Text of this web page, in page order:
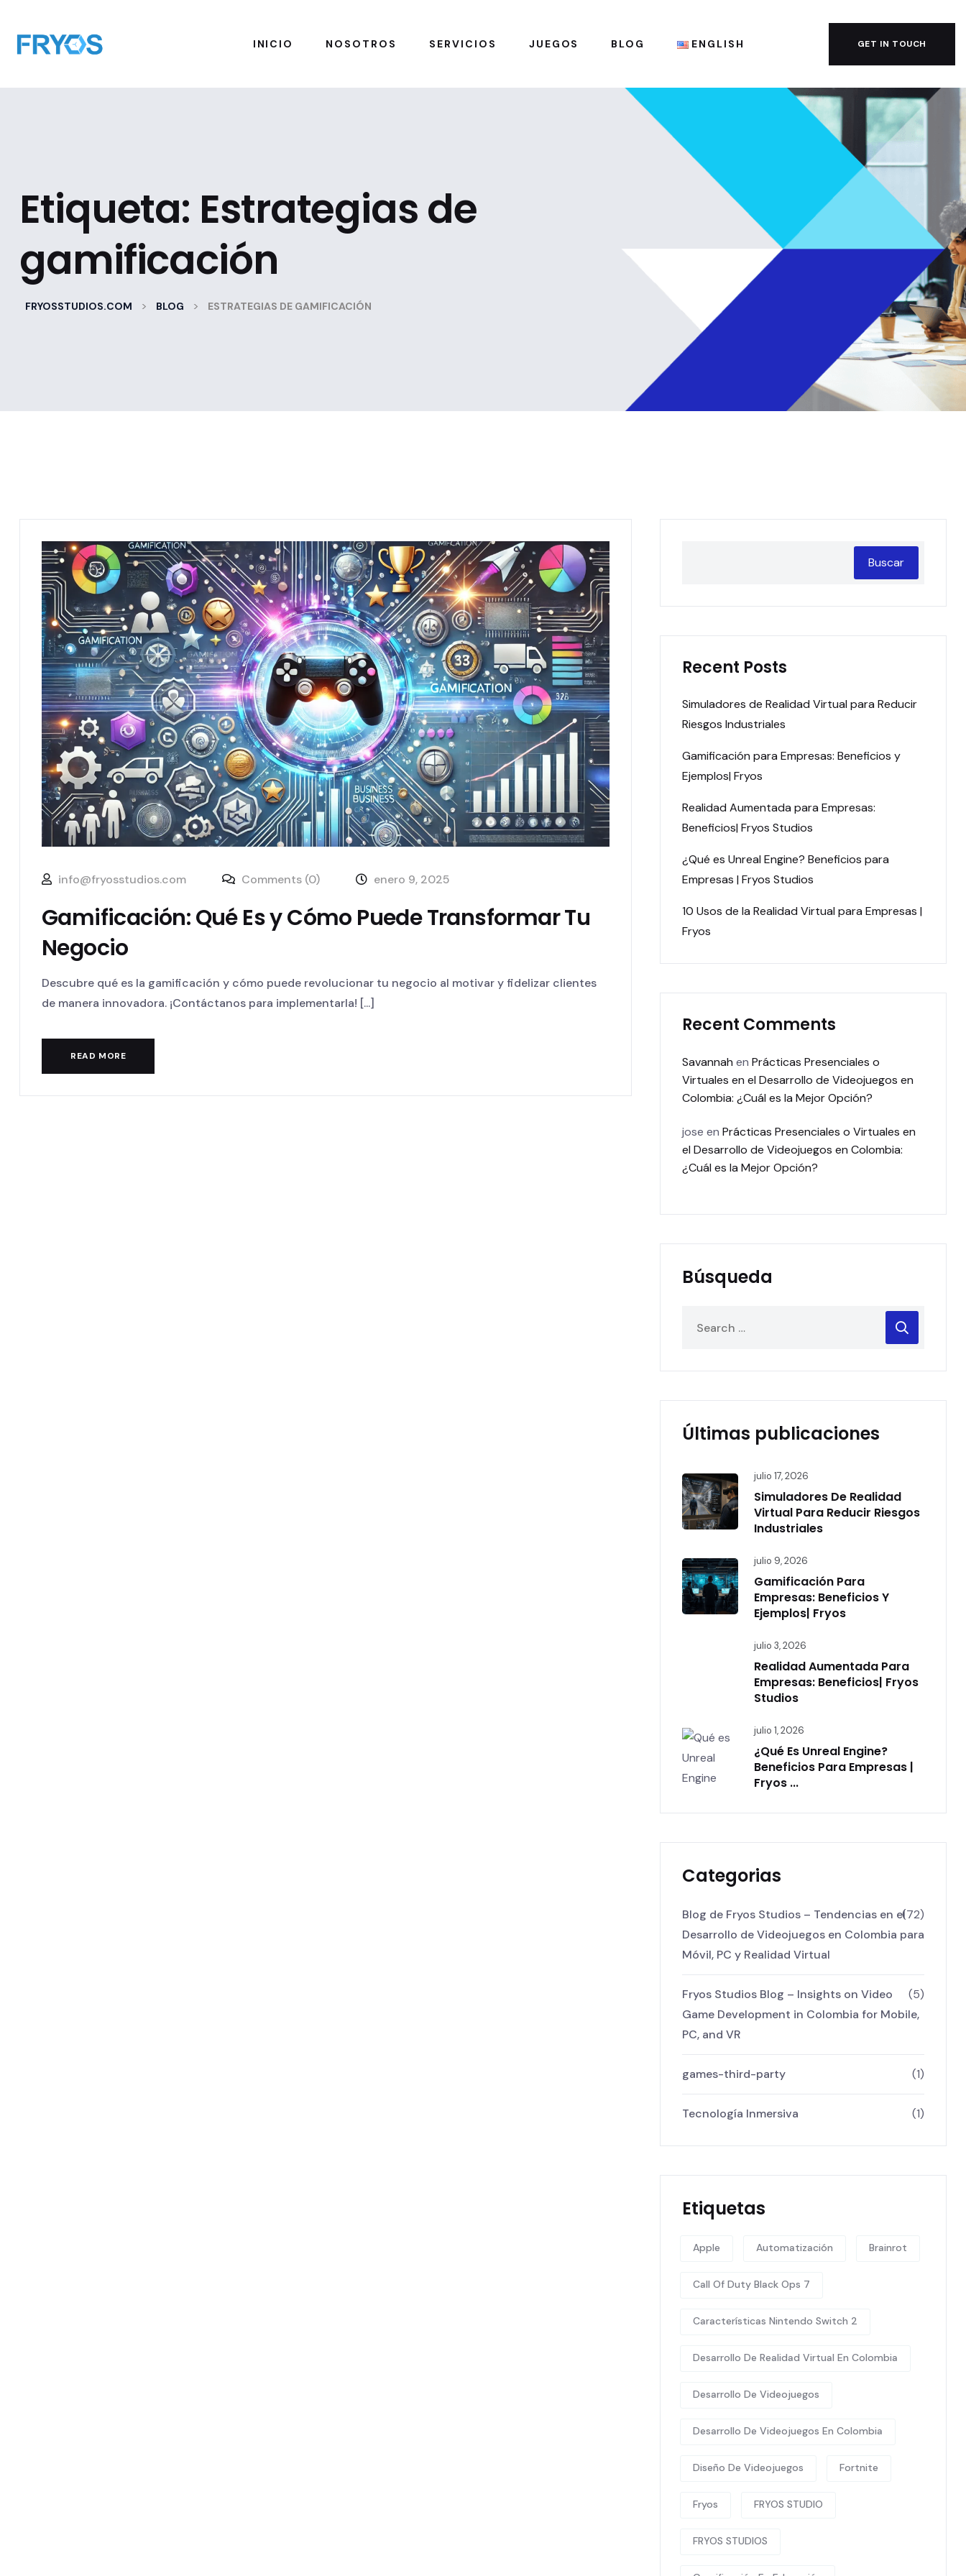
INICIO NOSOTROS SERVICIOS JUEGOS BLOG ENGLISH GET IN TOUCH
Etiqueta: Estrategias de
gamificación
FRYOSSTUDIOS.COM > BLOG > ESTRATEGIAS DE GAMIFICACIÓN
info@fryosstudios.com Comments (0) enero 9, 2025
Gamificación: Qué Es y Cómo Puede Transformar Tu
Negocio
Descubre qué es la gamificación y cómo puede revolucionar tu negocio al motivar y fidelizar clientes
de manera innovadora. ¡Contáctanos para implementarla! [...]
READ MORE
Buscar
Recent Posts
Simuladores de Realidad Virtual para Reducir
Riesgos Industriales
Gamificación para Empresas: Beneficios y
Ejemplos| Fryos
Realidad Aumentada para Empresas:
Beneficios| Fryos Studios
¿Qué es Unreal Engine? Beneficios para
Empresas | Fryos Studios
10 Usos de la Realidad Virtual para Empresas |
Fryos
Recent Comments
Savannah en Prácticas Presenciales o
Virtuales en el Desarrollo de Videojuegos en
Colombia: ¿Cuál es la Mejor Opción?
jose en Prácticas Presenciales o Virtuales en
el Desarrollo de Videojuegos en Colombia:
¿Cuál es la Mejor Opción?
Búsqueda
Últimas publicaciones
julio 17, 2026
Simuladores De Realidad
Virtual Para Reducir Riesgos
Industriales
julio 9, 2026
Gamificación Para
Empresas: Beneficios Y
Ejemplos| Fryos
julio 3, 2026
Realidad Aumentada Para
Empresas: Beneficios| Fryos
Studios
julio 1, 2026
¿Qué Es Unreal Engine?
Beneficios Para Empresas |
Fryos ...
Categorias
Blog de Fryos Studios – Tendencias en el
Desarrollo de Videojuegos en Colombia para
Móvil, PC y Realidad Virtual
(72)
Fryos Studios Blog – Insights on Video
Game Development in Colombia for Mobile,
PC, and VR
(5)
games-third-party (1)
Tecnología Inmersiva (1)
Etiquetas
Apple Automatización Brainrot
Call Of Duty Black Ops 7
Características Nintendo Switch 2
Desarrollo De Realidad Virtual En Colombia
Desarrollo De Videojuegos
Desarrollo De Videojuegos En Colombia
Diseño De Videojuegos Fortnite
Fryos FRYOS STUDIO
FRYOS STUDIOS